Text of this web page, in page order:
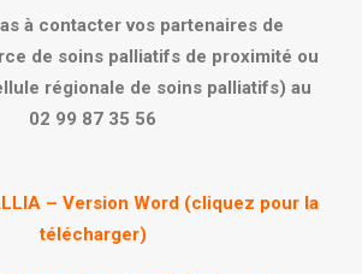
à contacter vos partenaires de
de soins palliatifs de proximité ou
régionale de soins palliatifs) au
02 99 87 35 56
– Version Word (cliquez pour la
télécharger)